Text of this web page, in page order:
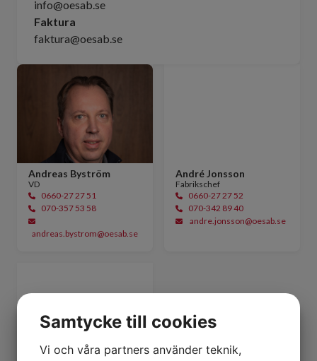
Andreas Byström
VD​
0660-27 27 51
​​​​​​​070-357 53 58
andreas.bystrom@oesab.se
André Jonsson
Fabrikschef
0660-27 27 52
070-342 89 40
andre.jonsson@oesab.se
info@oesab.se
Faktura
faktura@oesab.se
Samtycke till cookies
Vi och våra partners använder teknik,